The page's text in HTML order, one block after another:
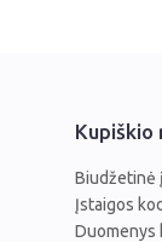
Kupiškio
Biudžetinė
Įstaigos
Duomenys